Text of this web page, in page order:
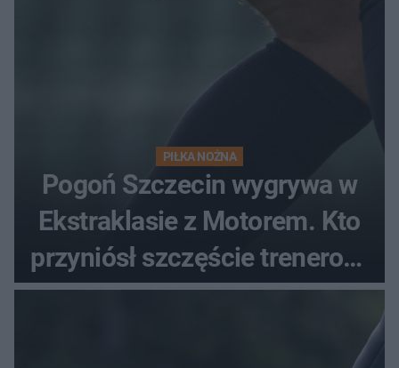
PIŁKA NOŻNA
Pogoń Szczecin wygrywa w
Ekstraklasie z Motorem. Kto
przyniósł szczęście trenerowi
gospodarzy?